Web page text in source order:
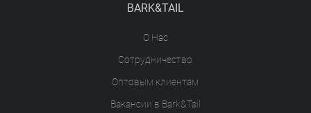
BARK&TAIL
О Нас
Сотрудничество
Оптовым клиентам
Вакансии в Bark&Tail